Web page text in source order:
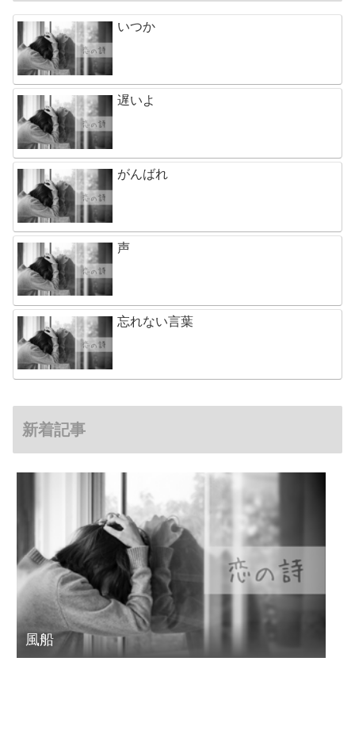
いつか
遅いよ
がんばれ
声
忘れない言葉
新着記事
風船